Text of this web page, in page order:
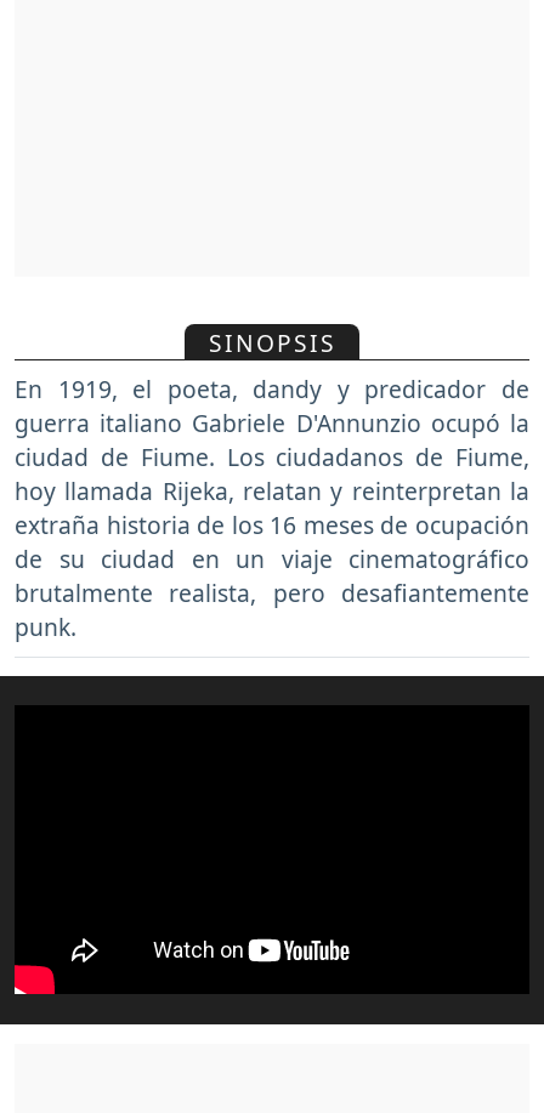
SINOPSIS
En 1919, el poeta, dandy y predicador de
guerra italiano Gabriele D'Annunzio ocupó la
ciudad de Fiume. Los ciudadanos de Fiume,
hoy llamada Rijeka, relatan y reinterpretan la
extraña historia de los 16 meses de ocupación
de su ciudad en un viaje cinematográfico
brutalmente realista, pero desafiantemente
punk.